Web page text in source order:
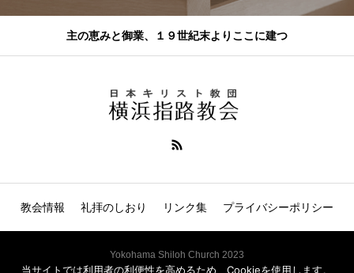
主の恵みと御業、１９世紀末よりここに建つ
教会情報 礼拝のしおり リンク集 プライバシーポリシー
Yokohama Shiloh Church 2023
当サイトでは利用者の利便性を高めるため、Cookieを使用します。